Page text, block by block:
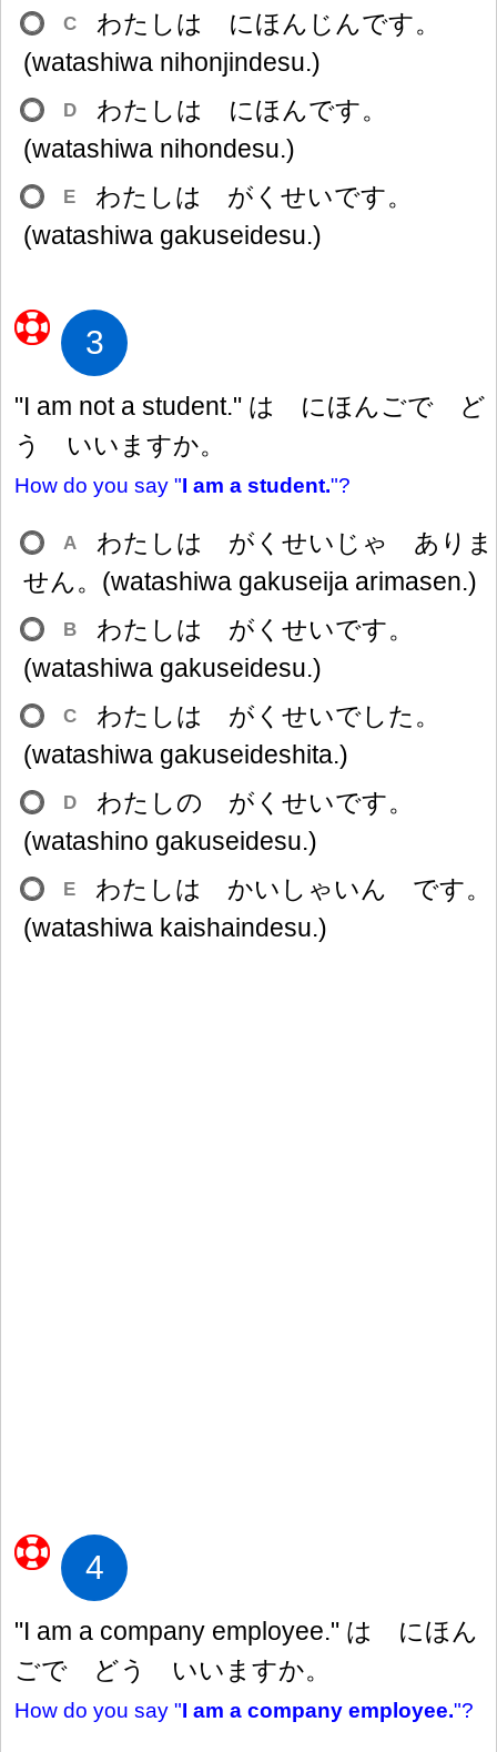
C
わたしは にほんじんです。
(watashiwa nihonjindesu.)
D
わたしは にほんです。
(watashiwa nihondesu.)
E
わたしは がくせいです。
(watashiwa gakuseidesu.)
3
"I am not a student." は にほんごで ど
う いいますか。
How do you say "I am a student."?
A
わたしは がくせいじゃ ありま
せん。(watashiwa gakuseija arimasen.)
B
わたしは がくせいです。
(watashiwa gakuseidesu.)
C
わたしは がくせいでした。
(watashiwa gakuseideshita.)
D
わたしの がくせいです。
(watashino gakuseidesu.)
E
わたしは かいしゃいん です。
(watashiwa kaishaindesu.)
4
"I am a company employee." は にほん
ごで どう いいますか。
How do you say "I am a company employee."?